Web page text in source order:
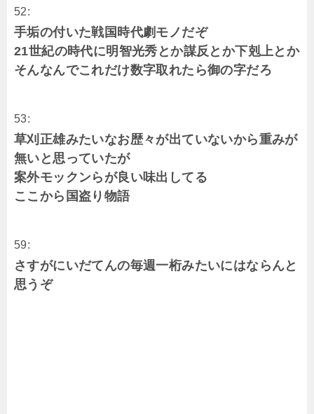
52:
手垢の付いた戦国時代劇モノだぞ
21世紀の時代に明智光秀とか謀反とか下剋上とか
そんなんでこれだけ数字取れたら御の字だろ
53:
草刈正雄みたいなお歴々が出ていないから重みが
無いと思っていたが
案外モックンらが良い味出してる
ここから国盗り物語
59:
さすがにいだてんの毎週一桁みたいにはならんと
思うぞ